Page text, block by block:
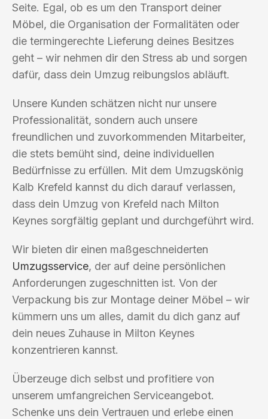
Seite. Egal, ob es um den Transport deiner
Möbel, die Organisation der Formalitäten oder
die termingerechte Lieferung deines Besitzes
geht – wir nehmen dir den Stress ab und sorgen
dafür, dass dein Umzug reibungslos abläuft.
Unsere Kunden schätzen nicht nur unsere
Professionalität, sondern auch unsere
freundlichen und zuvorkommenden Mitarbeiter,
die stets bemüht sind, deine individuellen
Bedürfnisse zu erfüllen. Mit dem Umzugskönig
Kalb Krefeld kannst du dich darauf verlassen,
dass dein Umzug von Krefeld nach Milton
Keynes sorgfältig geplant und durchgeführt wird.
Wir bieten dir einen maßgeschneiderten
Umzugsservice, der auf deine persönlichen
Anforderungen zugeschnitten ist. Von der
Verpackung bis zur Montage deiner Möbel – wir
kümmern uns um alles, damit du dich ganz auf
dein neues Zuhause in Milton Keynes
konzentrieren kannst.
Überzeuge dich selbst und profitiere von
unserem umfangreichen Serviceangebot.
Schenke uns dein Vertrauen und erlebe einen